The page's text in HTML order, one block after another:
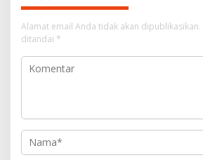
s
i
p
Alamat email Anda tidak akan dipublikasikan.
ditandai *